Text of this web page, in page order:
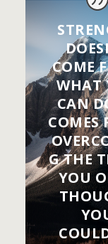
COME
WHAT
CAN
COMES
G THE
YOU